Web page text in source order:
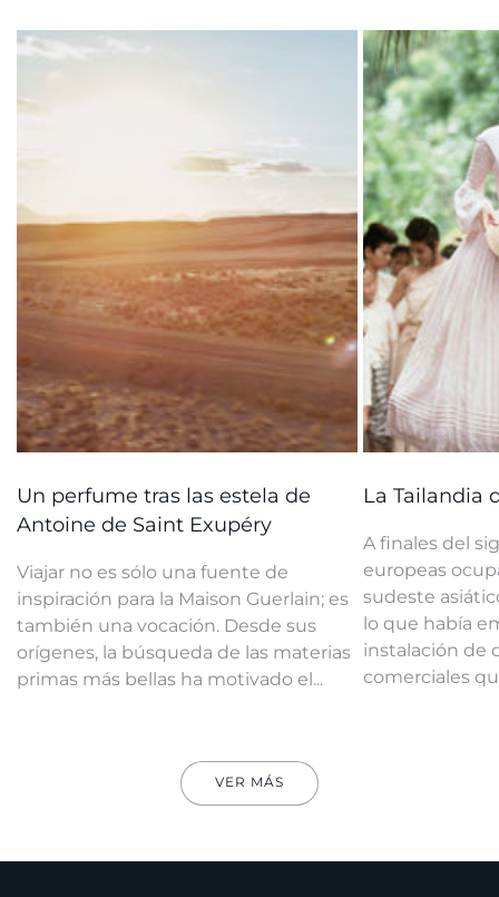
Un perfume tras las estela de
Antoine de Saint Exupéry
Viajar no es sólo una fuente de
inspiración para la Maison Guerlain; es
también una vocación. Desde sus
orígenes, la búsqueda de las materias
primas más bellas ha motivado el...
La Tailandia
A finales del
europeas
sudeste
lo que había
instalación de
comerciales
VER MÁS